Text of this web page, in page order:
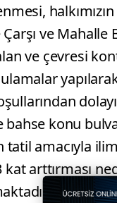
ve
ve çevresi
konu
tatil amacıyla
arttırması
Trafik